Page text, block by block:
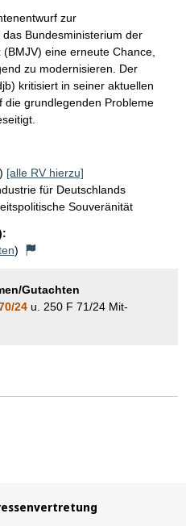
zur
Bundesministerium der
eine erneute Chance,
zu modernisieren. Der
kritisiert in seiner aktuellen
die grundlegenden Probleme
) [alle RV hierzu]
für Deutschlands
Souveränität
)
Gutachten
24 u. 250 F 71/24 Mit-